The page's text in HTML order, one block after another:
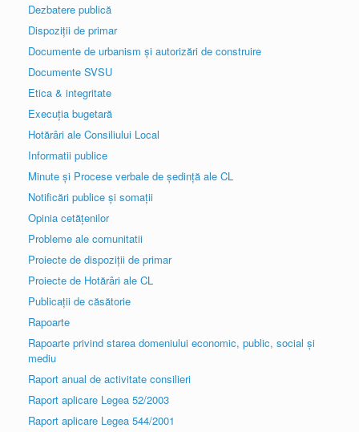
Dezbatere publică
Dispoziții de primar
Documente de urbanism și autorizări de construire
Documente SVSU
Etica & integritate
Execuția bugetară
Hotărâri ale Consiliului Local
Informatii publice
Minute și Procese verbale de ședință ale CL
Notificări publice și somații
Opinia cetățenilor
Probleme ale comunitatii
Proiecte de dispoziții de primar
Proiecte de Hotărâri ale CL
Publicații de căsătorie
Rapoarte
Rapoarte privind starea domeniului economic, public, social și
mediu
Raport anual de activitate consilieri
Raport aplicare Legea 52/2003
Raport aplicare Legea 544/2001